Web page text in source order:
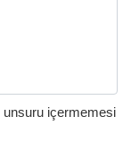
unsuru içermemesi